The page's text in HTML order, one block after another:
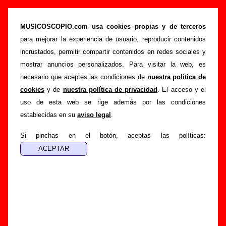
MUSICOSCOPIO.com usa cookies propias y de terceros
para mejorar la experiencia de usuario, reproducir contenidos
incrustados, permitir compartir contenidos en redes sociales y
mostrar anuncios personalizados. Para visitar la web, es
necesario que aceptes las condiciones de nuestra política de
cookies y de nuestra política de privacidad . El acceso y el
uso de esta web se rige además por las condiciones
establecidas en su aviso legal .
Si pinchas en el botón, aceptas las políticas:
Me Enveneno De Azules - Añadir o corregir
información
Portada >Me Enveneno De Azules >Añadir
Si tienes información adicional, puedes enviar nueva
información o corregir la existente mediante el siguiente
formulario o escribiendo un e-mail a
guialven@musicoscopio.com
.
Gracias por tu
colaboración.
Nombre